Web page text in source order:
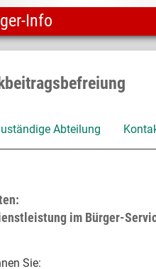
Info
Abteilung
im Bürger-
Sie: